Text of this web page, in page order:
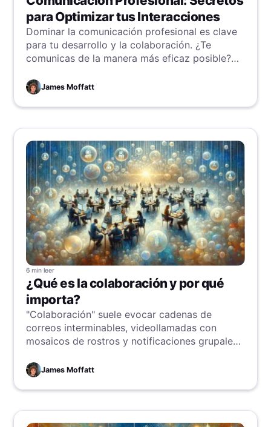
para Optimizar tus Interacciones
Dominar la comunicación profesional es clave
para tu desarrollo y la colaboración. ¿Te
comunicas de la manera más eficaz posible?
mejorar tus interacciones y garantizar el éxito.
James Moffatt
6 min leer
¿Qué es la colaboración y por qué
importa?
"Colaboración" suele evocar cadenas de
correos interminables, videollamadas con
mosaicos de rostros y notificaciones grupales
mi excéntrico amigo Bubbles. Permíteme
explicar cómo esta musa inesperada informa
mi perspectiva.
James Moffatt